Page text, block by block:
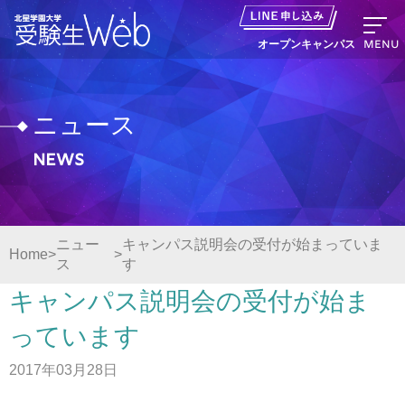
オープンキャンパス MENU
資料請求
出願の流れ
オープンキャンパス LINE申し込み
ニュース
デジタルパンフレット
ニュース
News
Home
ニュー
ス
キャンパス説明会の受付が始まっていま
す
キャンパス説明会の受付が始ま
っています
2017年03月28日